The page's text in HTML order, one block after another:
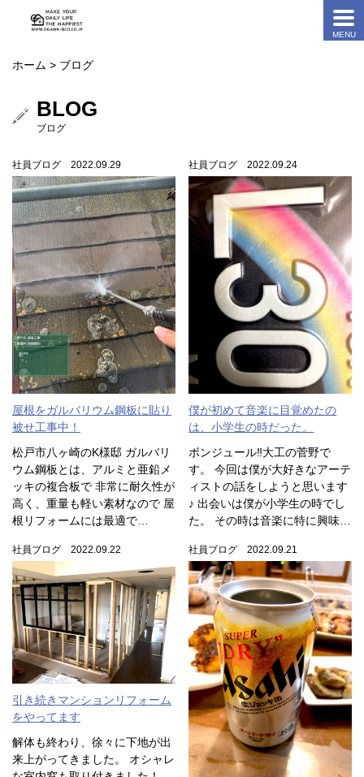
ホーム > ブログ
BLOG
ブログ
社員ブログ 2022.09.29
屋根をガルバリウム鋼板に貼り
被せ工事中！
松戸市八ヶ崎のK様邸 ガルバリ
ウム鋼板とは、アルミと亜鉛メ
ッキの複合板で 非常に耐久性が
高く、重量も軽い素材なので 屋
根リフォームには最適で…
社員ブログ 2022.09.24
僕が初めて音楽に目覚めたの
は、小学生の時だった。
ボンジュール‼︎大工の菅野で
す。 今回は僕が大好きなアーテ
ィストの話をしようと思います
♪ 出会いは僕が小学生の時でし
た。 その時は音楽に特に興味…
社員ブログ 2022.09.22
引き続きマンションリフォーム
をやってます
解体も終わり、徐々に下地が出
来上がってきました。 オシャレ
社員ブログ 2022.09.21